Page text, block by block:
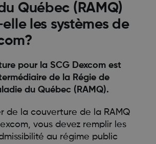
Québec (RAMQ)
les systèmes de
pour la SCG Dexcom est
de la Régie de
du Québec (RAMQ).
de la couverture de la RAMQ
vous devez remplir les
au régime public